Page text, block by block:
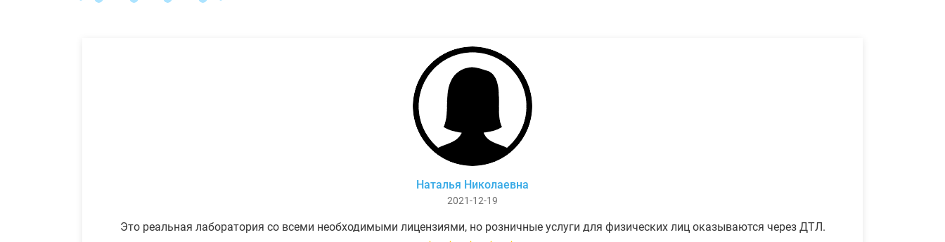
Наталья Николаевна
2021-12-19
Это реальная лаборатория со всеми необходимыми лицензиями, но розничные услуги для физических лиц оказываются через ДТЛ.